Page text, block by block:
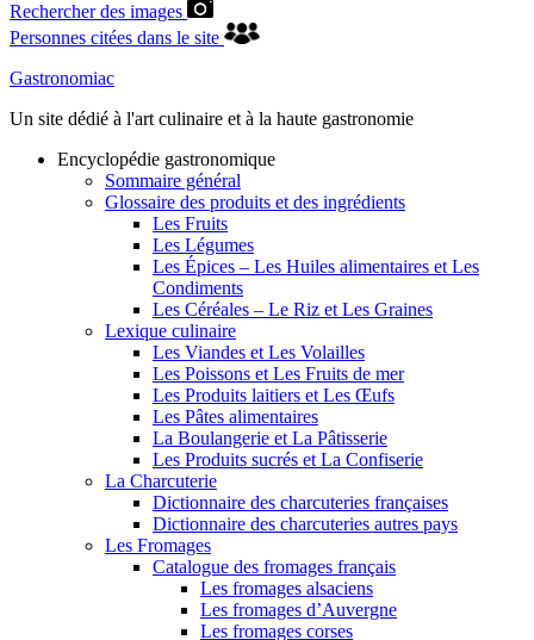
Rechercher des images
Personnes citées dans le site
Gastronomiac
Un site dédié à l'art culinaire et à la haute gastronomie
Encyclopédie gastronomique
Sommaire général
Glossaire des produits et des ingrédients
Les Fruits
Les Légumes
Les Épices – Les Huiles alimentaires et Les
Condiments
Les Céréales – Le Riz et Les Graines
Lexique culinaire
Les Viandes et Les Volailles
Les Poissons et Les Fruits de mer
Les Produits laitiers et Les Œufs
Les Pâtes alimentaires
La Boulangerie et La Pâtisserie
Les Produits sucrés et La Confiserie
La Charcuterie
Dictionnaire des charcuteries françaises
Dictionnaire des charcuteries autres pays
Les Fromages
Catalogue des fromages français
Les fromages alsaciens
Les fromages d’Auvergne
Les fromages corses